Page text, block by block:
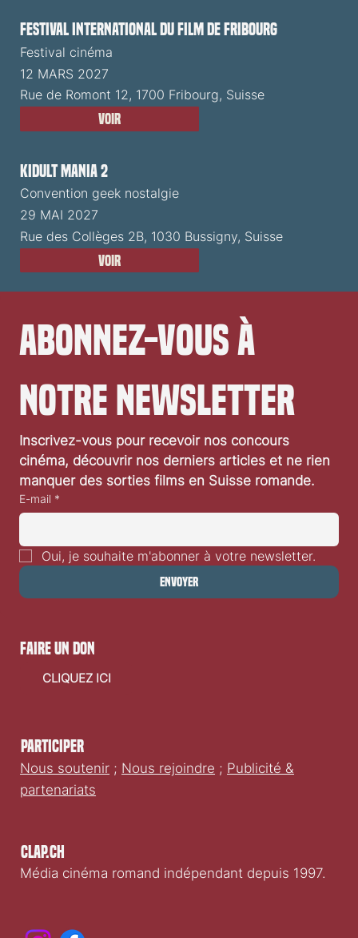
Festival International du Film de Fribourg
Festival cinéma
12 MARS 2027
Rue de Romont 12, 1700 Fribourg, Suisse
Voir
Kidult Mania 2
Convention geek nostalgie
29 MAI 2027
Rue des Collèges 2B, 1030 Bussigny, Suisse
Voir
Abonnez-vous à
notre newsletter
Inscrivez-vous pour recevoir nos concours
cinéma, découvrir nos derniers articles et ne rien
manquer des sorties films en Suisse romande.
E-mail *
Oui, je souhaite m'abonner à votre newsletter.
Envoyer
Clap.ch
Média cinéma romand indépendant depuis 1997.
Participer
Nous soutenir ; Nous rejoindre ; Publicité &
partenariats
faire un don
CLIQUEZ ICI